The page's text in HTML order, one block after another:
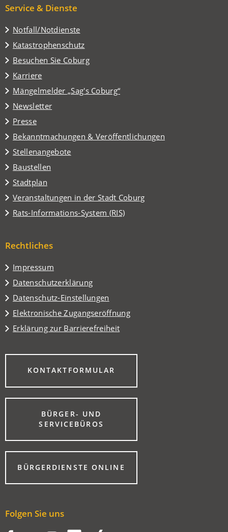
Service & Dienste
Notfall/Notdienste
Katastrophenschutz
Besuchen Sie Coburg
(Öffnet
in
einem
neuen
Tab)
Karriere
Mängelmelder „Sag's Coburg“
(Öffnet
in
einem
neuen
Tab)
Newsletter
Presse
Bekanntmachungen & Veröffentlichungen
Stellenangebote
Baustellen
Stadtplan
(Öffnet
in
einem
neuen
Veranstaltungen in der Stadt Coburg
(Öffnet
in
einem
Tab)
Rats-Informations-System (RIS)
(Öffnet
neuen
Rechtliches
Impressum
Datenschutzerklärung
Datenschutz-Einstellungen
Elektronische Zugangseröffnung
Erklärung zur Barrierefreiheit
KONTAKTFORMULAR
(ÖFFNET
EINEM
NEUEN
BÜRGER- UND
SERVICEBÜROS
(ÖFFNET
EINEM
NEUEN
TAB)BÜRGERDIENSTE ONLINE
(ÖFFNET
EINEM
Folgen Sie uns